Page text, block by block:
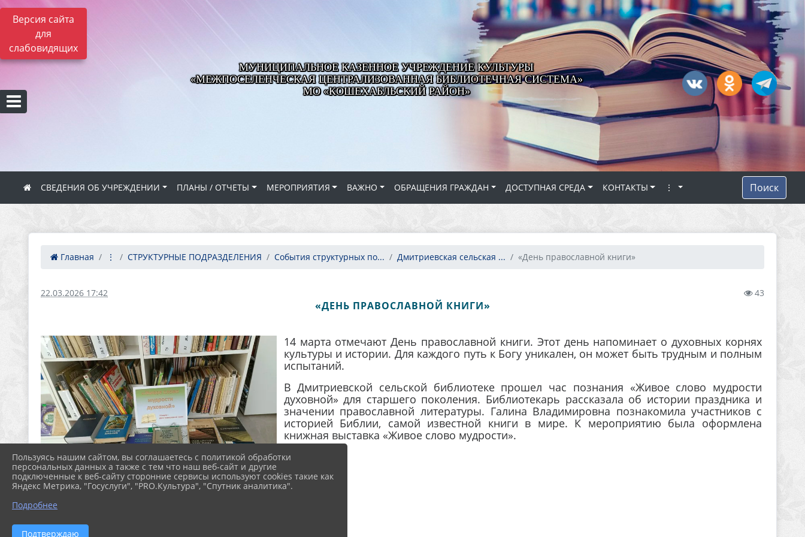
Версия сайта
для
слабовидящих
МУНИЦИПАЛЬНОЕ КАЗЕННОЕ УЧРЕЖДЕНИЕ КУЛЬТУРЫ
«МЕЖПОСЕЛЕНЧЕСКАЯ ЦЕНТРАЛИЗОВАННАЯ БИБЛИОТЕЧНАЯ СИСТЕМА»
МО «КОШЕХАБЛЬСКИЙ РАЙОН»
СВЕДЕНИЯ ОБ УЧРЕЖДЕНИИ ПЛАНЫ / ОТЧЕТЫ МЕРОПРИЯТИЯ ВАЖНО ОБРАЩЕНИЯ ГРАЖДАН ДОСТУПНАЯ СРЕДА КОНТАКТЫ ⋮ Поиск
Главная ⋮ СТРУКТУРНЫЕ ПОДРАЗДЕЛЕНИЯ События структурных по... Дмитриевская сельская ... «День православной книги»
22.03.2026 17:42 43
«ДЕНЬ ПРАВОСЛАВНОЙ КНИГИ»
14 марта отмечают День православной книги. Этот день напоминает о духовных корнях
культуры и истории. Для каждого путь к Богу уникален, он может быть трудным и полным
испытаний.
В Дмитриевской сельской библиотеке прошел час познания «Живое слово мудрости
духовной» для старшего поколения. Библиотекарь рассказала об истории праздника и
значении православной литературы. Галина Владимировна познакомила участников с
историей Библии, самой известной книги в мире. К мероприятию была оформлена
книжная выставка «Живое слово мудрости».
Пользуясь нашим сайтом, вы соглашаетесь с политикой обработки
персональных данных а также с тем что наш веб-сайт и другие
подключенные к веб-сайту сторонние сервисы используют cookies такие как
Яндекс Метрика, "Госуслуги", "PRO.Культура", "Спутник аналитика".
Подробнее
Подтверждаю